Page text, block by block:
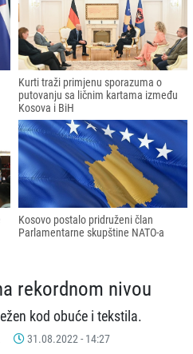
Kurti traži primjenu sporazuma o
putovanju sa ličnim kartama između
Kosova i BiH
Kosovo postalo pridruženi član
Parlamentarne skupštine NATO-a
rekordnom nivou
kod obuće i tekstila.
31.08.2022 - 14:27